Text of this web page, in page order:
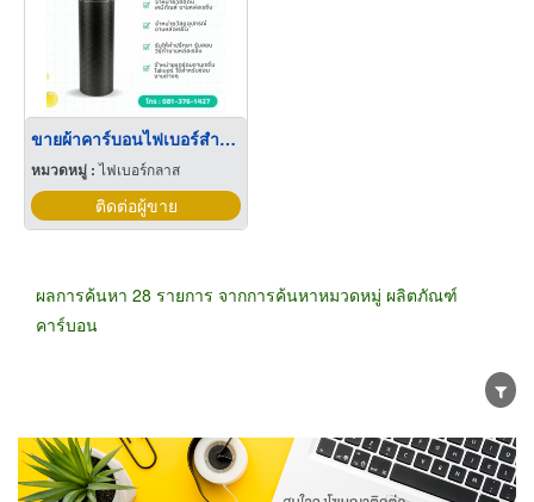
ขายผ้าคาร์บอนไฟเบอร์สำหรับงานเรซิ่น-ไฟเบอร์กลาส
หมวดหมู่ :ไฟเบอร์กลาส
ติดต่อผู้ขาย
ผลการค้นหา 28 รายการ จากการค้นหาหมวดหมู่ ผลิตภัณฑ์
คาร์บอน
ขายส่ง ขายปลีก ผู้ผลิต
ตัวแทนจัดจำหน่าย